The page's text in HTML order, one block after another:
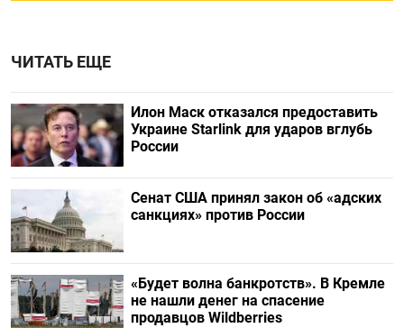
ЧИТАТЬ ЕЩЕ
Илон Маск отказался предоставить
Украине Starlink для ударов вглубь
России
Сенат США принял закон об «адских
санкциях» против России
«Будет волна банкротств». В Кремле
не нашли денег на спасение
продавцов Wildberries